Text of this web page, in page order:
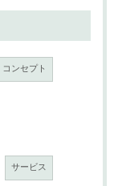
コンセプト
サービス